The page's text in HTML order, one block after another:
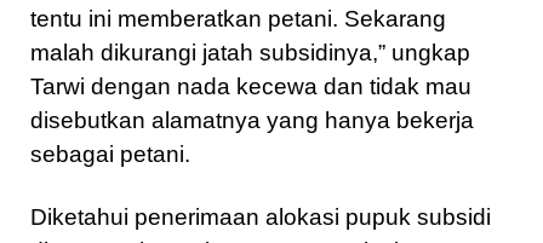
tentu ini memberatkan petani. Sekarang
malah dikurangi jatah subsidinya,” ungkap
Tarwi dengan nada kecewa dan tidak mau
disebutkan alamatnya yang hanya bekerja
sebagai petani.
Diketahui penerimaan alokasi pupuk subsidi